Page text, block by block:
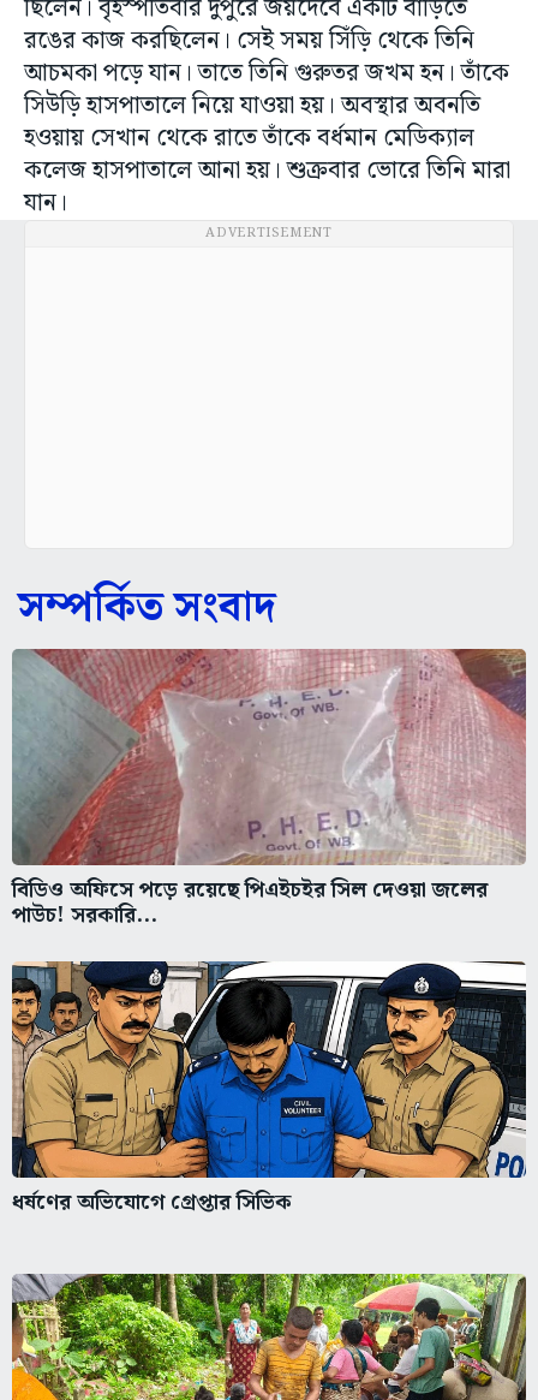
ছিলেন। বৃহস্পতিবার দুপুরে জয়দেবে একটি বাড়িতে
রঙের কাজ করছিলেন। সেই সময় সিঁড়ি থেকে তিনি
আচমকা পড়ে যান। তাতে তিনি গুরুতর জখম হন। তাঁকে
সিউড়ি হাসপাতালে নিয়ে যাওয়া হয়। অবস্থার অবনতি
হওয়ায় সেখান থেকে রাতে তাঁকে বর্ধমান মেডিক্যাল
কলেজ হাসপাতালে আনা হয়। শুক্রবার ভোরে তিনি মারা
যান।
ADVERTISEMENT
সম্পর্কিত সংবাদ
বিডিও অফিসে পড়ে রয়েছে পিএইচইর সিল দেওয়া জলের
পাউচ! সরকারি...
ধর্ষণের অভিযোগে গ্রেপ্তার সিভিক